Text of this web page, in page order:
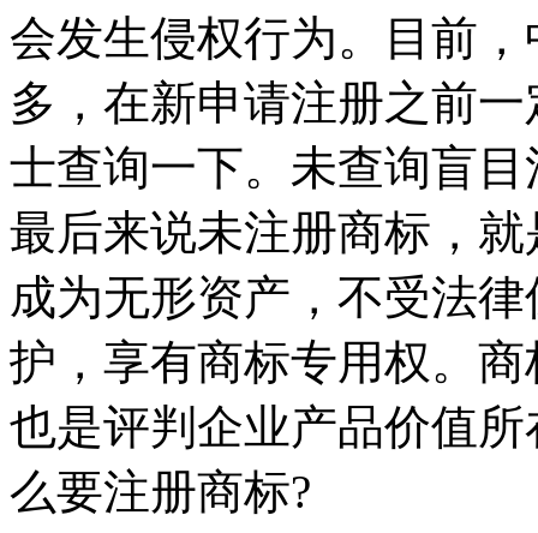
会发生侵权行为。目前
多，在新申请注册之前
士查询一下。未查询盲
最后来说未注册商标，
成为无形资产，不受法
护，享有商标专用权。
也是评判企业产品价值
么要注册商标?